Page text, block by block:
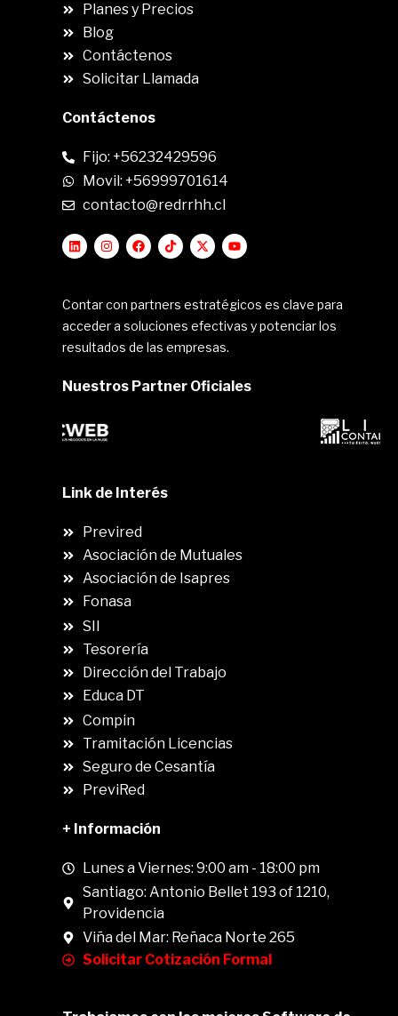
Planes y Precios
Blog
Contáctenos
Solicitar Llamada
Contáctenos
Fijo: +56232429596
Movil: +56999701614
contacto@redrrhh.cl
Contar con partners estratégicos es clave para
acceder a soluciones efectivas y potenciar los
resultados de las empresas.
Nuestros Partner Oficiales
Link de Interés
Previred
Asociación de Mutuales
Asociación de Isapres
Fonasa
SII
Tesorería
Dirección del Trabajo
Educa DT
Compin
Tramitación Licencias
Seguro de Cesantía
PreviRed
+ Información
Lunes a Viernes: 9:00 am - 18:00 pm
Santiago: Antonio Bellet 193 of 1210,
Providencia
Viña del Mar: Reñaca Norte 265
Solicitar Cotización Formal